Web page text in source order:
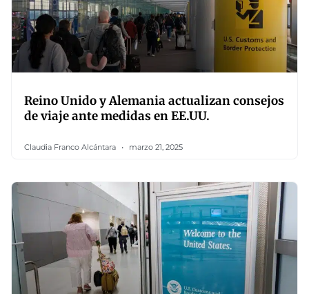
Reino Unido y Alemania actualizan consejos
de viaje ante medidas en EE.UU.
Claudia Franco Alcántara marzo 21, 2025